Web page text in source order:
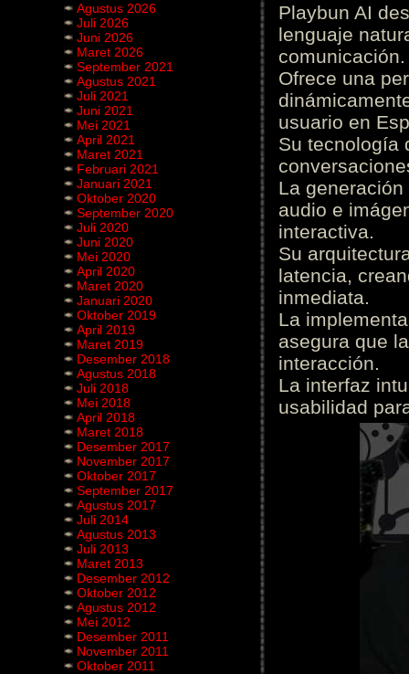
Agustus 2026
Juli 2026
Juni 2026
Maret 2026
September 2021
Agustus 2021
Juli 2021
Juni 2021
Mei 2021
April 2021
Maret 2021
Februari 2021
Januari 2021
Oktober 2020
September 2020
Juli 2020
Juni 2020
Mei 2020
April 2020
Maret 2020
Januari 2020
Oktober 2019
April 2019
Maret 2019
Desember 2018
Agustus 2018
Juli 2018
Mei 2018
April 2018
Maret 2018
Desember 2017
November 2017
Oktober 2017
September 2017
Agustus 2017
Juli 2014
Agustus 2013
Juli 2013
Maret 2013
Desember 2012
Oktober 2012
Agustus 2012
Mei 2012
Desember 2011
November 2011
Oktober 2011
Playbun AI
lenguaje
comunicación.
Ofrece una
usuario en
Su tecnología
La
audio e
interactiva.
Su
latencia,
inmediata.
La
asegura que
interacción.
La interfaz
usabilidad